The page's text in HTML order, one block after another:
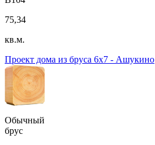
75,34
кв.м.
Проект дома из бруса 6х7 - Ашукино
Обычный
брус